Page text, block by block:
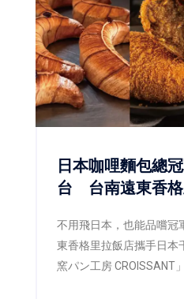
行技術的瑞鑑航太科技股
核心技術優勢，成功展現
為未來進軍歐洲市場奠定
日本咖哩麵包總
台 台南遠東香格
不用飛日本，也能品嚐冠
東香格里拉飯店攜手日本
窯パン工房 CROISSANT